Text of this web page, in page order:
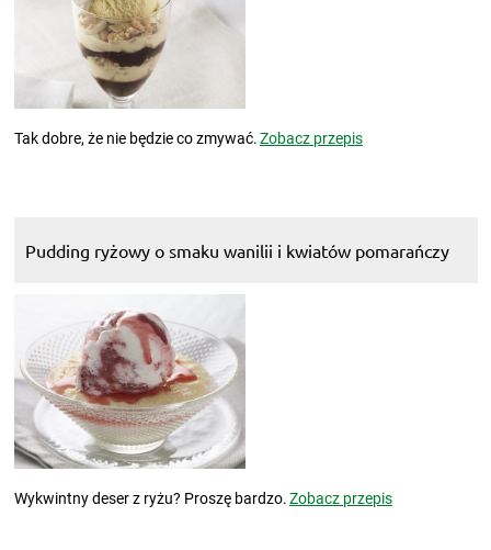
Tak dobre, że nie będzie co zmywać.Zobacz przepis
Pudding ryżowy o smaku wanilii i kwiatów pomarańczy
Wykwintny deser z ryżu? Proszę bardzo.Zobacz przepis